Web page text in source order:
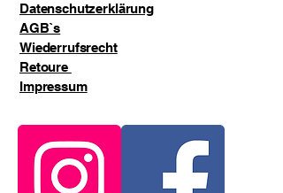
Datenschutzerklärung
AGB`s
Wiederrufsrecht
Retoure
Impressum